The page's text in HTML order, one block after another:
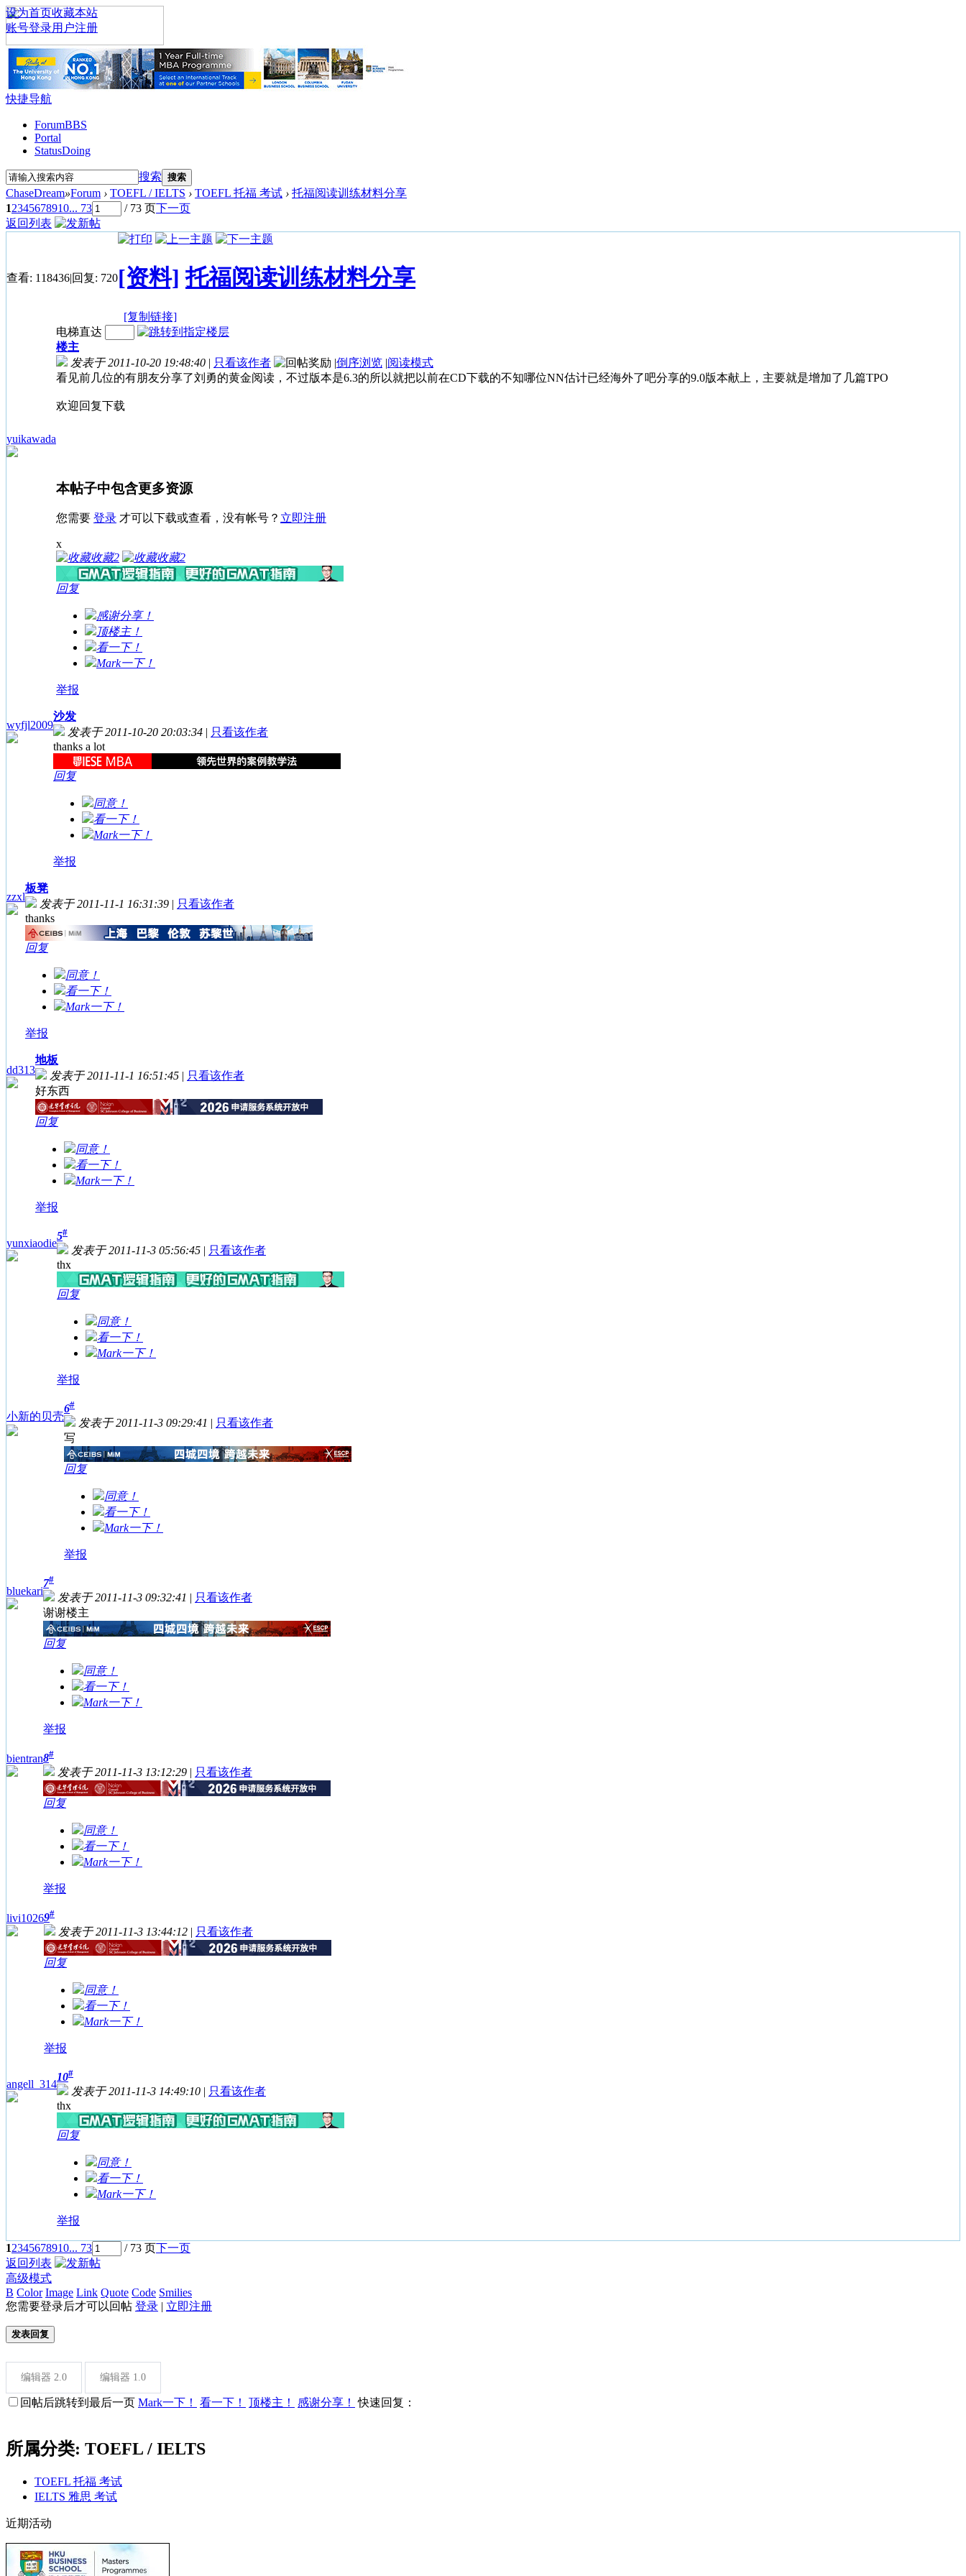
设为首页收藏本站
账号登录用户注册
快捷导航
ForumBBS
Portal
StatusDoing
搜索 搜索
ChaseDream»Forum › TOEFL / IELTS › TOEFL 托福 考试 › 托福阅读训练材料分享
12345678910... 73 / 73 页下一页
返回列表
查看: 118436|回复: 720[资料] 托福阅读训练材料分享
[复制链接]
yuikawada
电梯直达
楼主
发表于 2011-10-20 19:48:40 | 只看该作者 |倒序浏览 |阅读模式
看见前几位的有朋友分享了刘勇的黄金阅读，不过版本是6.3的所以就把以前在CD下载的不知哪位NN估计已经海外了吧分享的9.0版本献上，主要就是增加了几篇TPO
欢迎回复下载
本帖子中包含更多资源
您需要 登录 才可以下载或查看，没有帐号？ 立即注册
x
收藏2 收藏2
回复
感谢分享！
顶楼主！
看一下！
Mark一下！
举报
wyfjl2009
沙发
发表于 2011-10-20 20:03:34 | 只看该作者
thanks a lot
回复
同意！
看一下！
Mark一下！
举报
zzxl
板凳
发表于 2011-11-1 16:31:39 | 只看该作者
thanks
回复
同意！
看一下！
Mark一下！
举报
dd313
地板
发表于 2011-11-1 16:51:45 | 只看该作者
好东西
回复
同意！
看一下！
Mark一下！
举报
yunxiaodie
5#
发表于 2011-11-3 05:56:45 | 只看该作者
thx
回复
同意！
看一下！
Mark一下！
举报
小新的贝壳
6#
发表于 2011-11-3 09:29:41 | 只看该作者
写
回复
同意！
看一下！
Mark一下！
举报
bluekari
7#
发表于 2011-11-3 09:32:41 | 只看该作者
谢谢楼主
回复
同意！
看一下！
Mark一下！
举报
bientran8#
发表于 2011-11-3 13:12:29 | 只看该作者
回复
同意！
看一下！
Mark一下！
举报
livi10269#
发表于 2011-11-3 13:44:12 | 只看该作者
回复
同意！
看一下！
Mark一下！
举报
angell_314
10#
发表于 2011-11-3 14:49:10 | 只看该作者
thx
回复
同意！
看一下！
Mark一下！
举报
12345678910... 73 / 73 页下一页
返回列表
高级模式
B Color Image Link Quote Code Smilies
您需要登录后才可以回帖 登录 | 立即注册
发表回复
编辑器 2.0 编辑器 1.0
回帖后跳转到最后一页 Mark一下！ 看一下！ 顶楼主！ 感谢分享！ 快速回复：
所属分类: TOEFL / IELTS
TOEFL 托福 考试
IELTS 雅思 考试
近期活动